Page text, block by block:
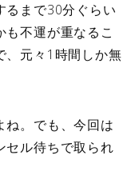
るまで30分ぐらい
不運が重なるこ
、元々1時間しか無
ね。でも、今回は
セル待ちで取られ